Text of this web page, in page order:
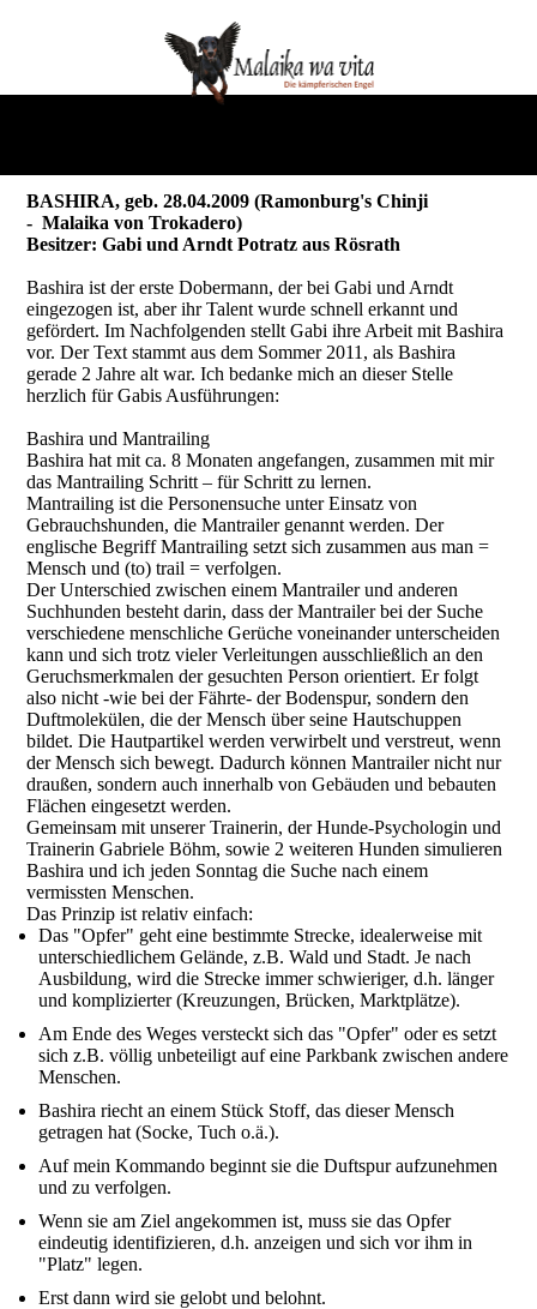
BASHIRA, geb. 28.04.2009 (Ramonburg's Chinji
- Malaika von Trokadero)
Besitzer: Gabi und Arndt Potratz aus Rösrath
Bashira ist der erste Dobermann, der bei Gabi und Arndt
eingezogen ist, aber ihr Talent wurde schnell erkannt und
gefördert. Im Nachfolgenden stellt Gabi ihre Arbeit mit Bashira
vor. Der Text stammt aus dem Sommer 2011, als Bashira
gerade 2 Jahre alt war. Ich bedanke mich an dieser Stelle
herzlich für Gabis Ausführungen:
Bashira und Mantrailing
Bashira hat mit ca. 8 Monaten angefangen, zusammen mit mir
das Mantrailing Schritt – für Schritt zu lernen.
Mantrailing ist die Personensuche unter Einsatz von
Gebrauchshunden, die Mantrailer genannt werden. Der
englische Begriff Mantrailing setzt sich zusammen aus man =
Mensch und (to) trail = verfolgen.
Der Unterschied zwischen einem Mantrailer und anderen
Suchhunden besteht darin, dass der Mantrailer bei der Suche
verschiedene menschliche Gerüche voneinander unterscheiden
kann und sich trotz vieler Verleitungen ausschließlich an den
Geruchsmerkmalen der gesuchten Person orientiert. Er folgt
also nicht -wie bei der Fährte- der Bodenspur, sondern den
Duftmolekülen, die der Mensch über seine Hautschuppen
bildet. Die Hautpartikel werden verwirbelt und verstreut, wenn
der Mensch sich bewegt. Dadurch können Mantrailer nicht nur
draußen, sondern auch innerhalb von Gebäuden und bebauten
Flächen eingesetzt werden.
Gemeinsam mit unserer Trainerin, der Hunde-Psychologin und
Trainerin Gabriele Böhm, sowie 2 weiteren Hunden simulieren
Bashira und ich jeden Sonntag die Suche nach einem
vermissten Menschen.
Das Prinzip ist relativ einfach:
Das "Opfer" geht eine bestimmte Strecke, idealerweise mit
unterschiedlichem Gelände, z.B. Wald und Stadt. Je nach
Ausbildung, wird die Strecke immer schwieriger, d.h. länger
und komplizierter (Kreuzungen, Brücken, Marktplätze).
Am Ende des Weges versteckt sich das "Opfer" oder es setzt
sich z.B. völlig unbeteiligt auf eine Parkbank zwischen andere
Menschen.
Bashira riecht an einem Stück Stoff, das dieser Mensch
getragen hat (Socke, Tuch o.ä.).
Auf mein Kommando beginnt sie die Duftspur aufzunehmen
und zu verfolgen.
Wenn sie am Ziel angekommen ist, muss sie das Opfer
eindeutig identifizieren, d.h. anzeigen und sich vor ihm in
"Platz" legen.
Erst dann wird sie gelobt und belohnt.